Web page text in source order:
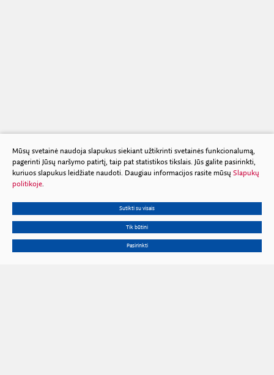
Mūsų svetainė naudoja slapukus siekiant užtikrinti svetainės funkcionalumą,
pagerinti Jūsų naršymo patirtį, taip pat statistikos tikslais. Jūs galite pasirinkti,
kuriuos slapukus leidžiate naudoti. Daugiau informacijos rasite mūsų Slapukų
politikoje.
Sutikti su visais
Tik būtini
Pasirinkti